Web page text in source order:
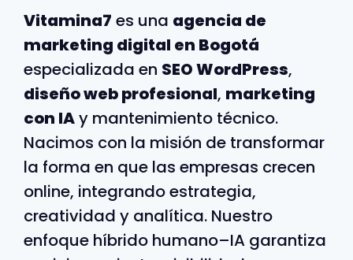
Vitamina7 es una agencia de
marketing digital en Bogotá
especializada en SEO WordPress,
diseño web profesional, marketing
con IAy mantenimiento técnico.
Nacimos con la misión de transformar
la forma en que las empresas crecen
online, integrando estrategia,
creatividad y analítica. Nuestro
enfoque híbrido humano–IA garantiza